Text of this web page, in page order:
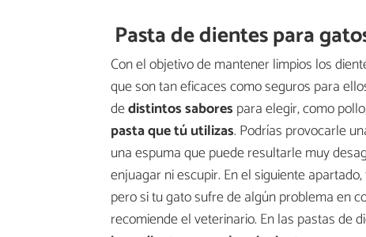
Pasta de dientes para
Con el objetivo de mantener limpios los
que son tan eficaces como seguros para
dedistintos sabores para elegir, como
pasta que tú utilizas. Podrías provocarle
una espuma que puede resultarle muy
enjuagar ni escupir. En el siguiente
pero si tu gato sufre de algún problema en
recomiende el veterinario. En las pastas de